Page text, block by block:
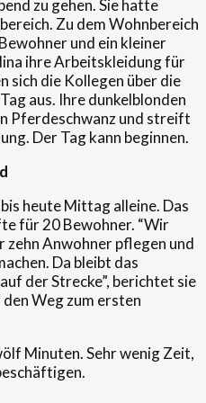
zu gehen. Sie hatte
Zu dem Wohnbereich
und ein kleiner
ihre Arbeitskleidung für
sich die Kollegen über die
aus. Ihre dunkelblonden
Pferdeschwanz und streift
Der Tag kann beginnen.
heute Mittag alleine. Das
für 20 Bewohner. “Wir
zehn Anwohner pflegen und
Da bleibt das
der Strecke”, berichtet sie
Weg zum ersten
Minuten. Sehr wenig Zeit,